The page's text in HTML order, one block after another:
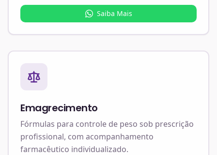
Saiba Mais
Emagrecimento
Fórmulas para controle de peso sob prescrição
profissional, com acompanhamento
farmacêutico individualizado.